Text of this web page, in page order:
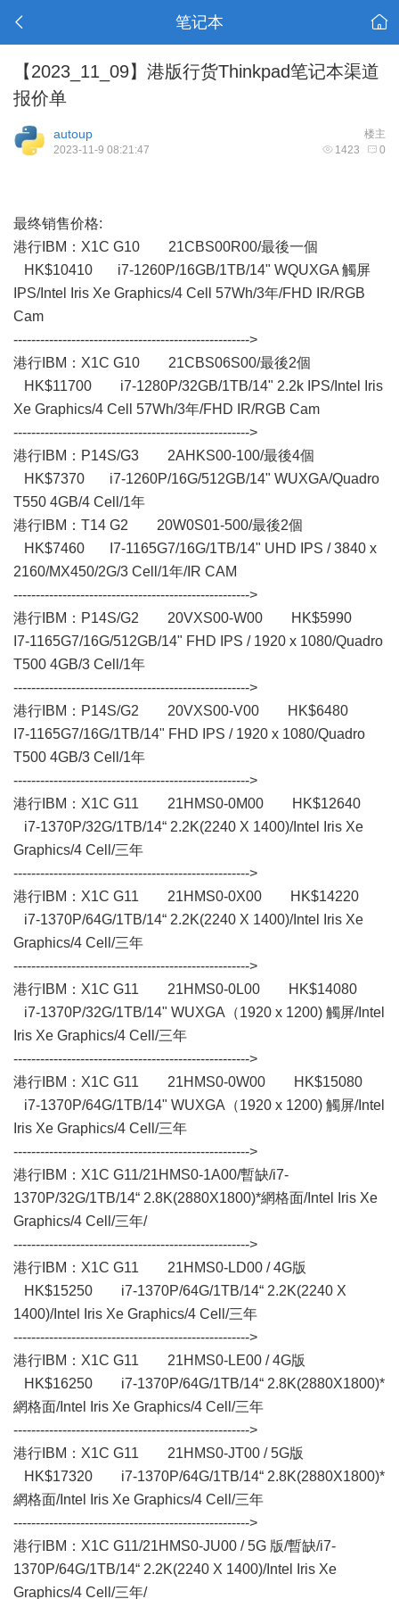
笔记本
【2023_11_09】港版行货Thinkpad笔记本渠道
报价单
楼主
autoup
1423 0
2023-11-9 08:21:47
最终销售价格:
港行IBM： X1C G10 21CBS00R00/最後一個
HK$10410 i7-1260P/16GB/1TB/14" WQUXGA 觸屏
IPS/Intel Iris Xe Graphics/4 Cell 57Wh/3年/FHD IR/RGB
Cam
----------------------------------------------------->
港行IBM：X1C G10 21CBS06S00/最後2個
HK$11700 i7-1280P/32GB/1TB/14" 2.2k IPS/Intel Iris
Xe Graphics/4 Cell 57Wh/3年/FHD IR/RGB Cam
----------------------------------------------------->
港行IBM：P14S/G3 2AHKS00-100/最後4個
HK$7370 i7-1260P/16G/512GB/14" WUXGA/Quadro
T550 4GB/4 Cell/1年
港行IBM：T14 G2 20W0S01-500/最後2個
HK$7460 I7-1165G7/16G/1TB/14" UHD IPS / 3840 x
2160/MX450/2G/3 Cell/1年/IR CAM
----------------------------------------------------->
港行IBM：P14S/G2 20VXS00-W00 HK$5990
I7-1165G7/16G/512GB/14" FHD IPS / 1920 x 1080/Quadro
T500 4GB/3 Cell/1年
----------------------------------------------------->
港行IBM：P14S/G2 20VXS00-V00 HK$6480
I7-1165G7/16G/1TB/14" FHD IPS / 1920 x 1080/Quadro
T500 4GB/3 Cell/1年
----------------------------------------------------->
港行IBM：X1C G11 21HMS0-0M00 HK$12640
i7-1370P/32G/1TB/14“ 2.2K(2240 X 1400)/Intel Iris Xe
Graphics/4 Cell/三年
----------------------------------------------------->
港行IBM：X1C G11 21HMS0-0X00 HK$14220
i7-1370P/64G/1TB/14“ 2.2K(2240 X 1400)/Intel Iris Xe
Graphics/4 Cell/三年
----------------------------------------------------->
港行IBM：X1C G11 21HMS0-0L00 HK$14080
i7-1370P/32G/1TB/14" WUXGA（1920 x 1200) 觸屏/Intel
Iris Xe Graphics/4 Cell/三年
----------------------------------------------------->
港行IBM：X1C G11 21HMS0-0W00 HK$15080
i7-1370P/64G/1TB/14" WUXGA（1920 x 1200) 觸屏/Intel
Iris Xe Graphics/4 Cell/三年
----------------------------------------------------->
港行IBM：X1C G11/21HMS0-1A00/暫缺/i7-
1370P/32G/1TB/14“ 2.8K(2880X1800)*網格面/Intel Iris Xe
Graphics/4 Cell/三年/
----------------------------------------------------->
港行IBM：X1C G11 21HMS0-LD00 / 4G版
HK$15250 i7-1370P/64G/1TB/14“ 2.2K(2240 X
1400)/Intel Iris Xe Graphics/4 Cell/三年
----------------------------------------------------->
港行IBM：X1C G11 21HMS0-LE00 / 4G版
HK$16250 i7-1370P/64G/1TB/14“ 2.8K(2880X1800)*
網格面/Intel Iris Xe Graphics/4 Cell/三年
----------------------------------------------------->
港行IBM：X1C G11 21HMS0-JT00 / 5G版
HK$17320 i7-1370P/64G/1TB/14“ 2.8K(2880X1800)*
網格面/Intel Iris Xe Graphics/4 Cell/三年
----------------------------------------------------->
港行IBM：X1C G11/21HMS0-JU00 / 5G 版/暫缺/i7-
1370P/64G/1TB/14“ 2.2K(2240 X 1400)/Intel Iris Xe
Graphics/4 Cell/三年/